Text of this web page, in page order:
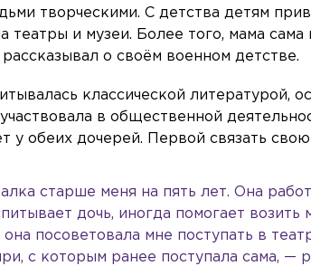
творческими. С детства детям
театры и музеи. Более того, мама
о своём военном детстве.
классической литературой,
в общественной
у обеих дочерей. Первой связать
старше меня на пять лет. Она
дочь, иногда помогает
она посоветовала мне поступать в
с которым ранее поступала сама, —